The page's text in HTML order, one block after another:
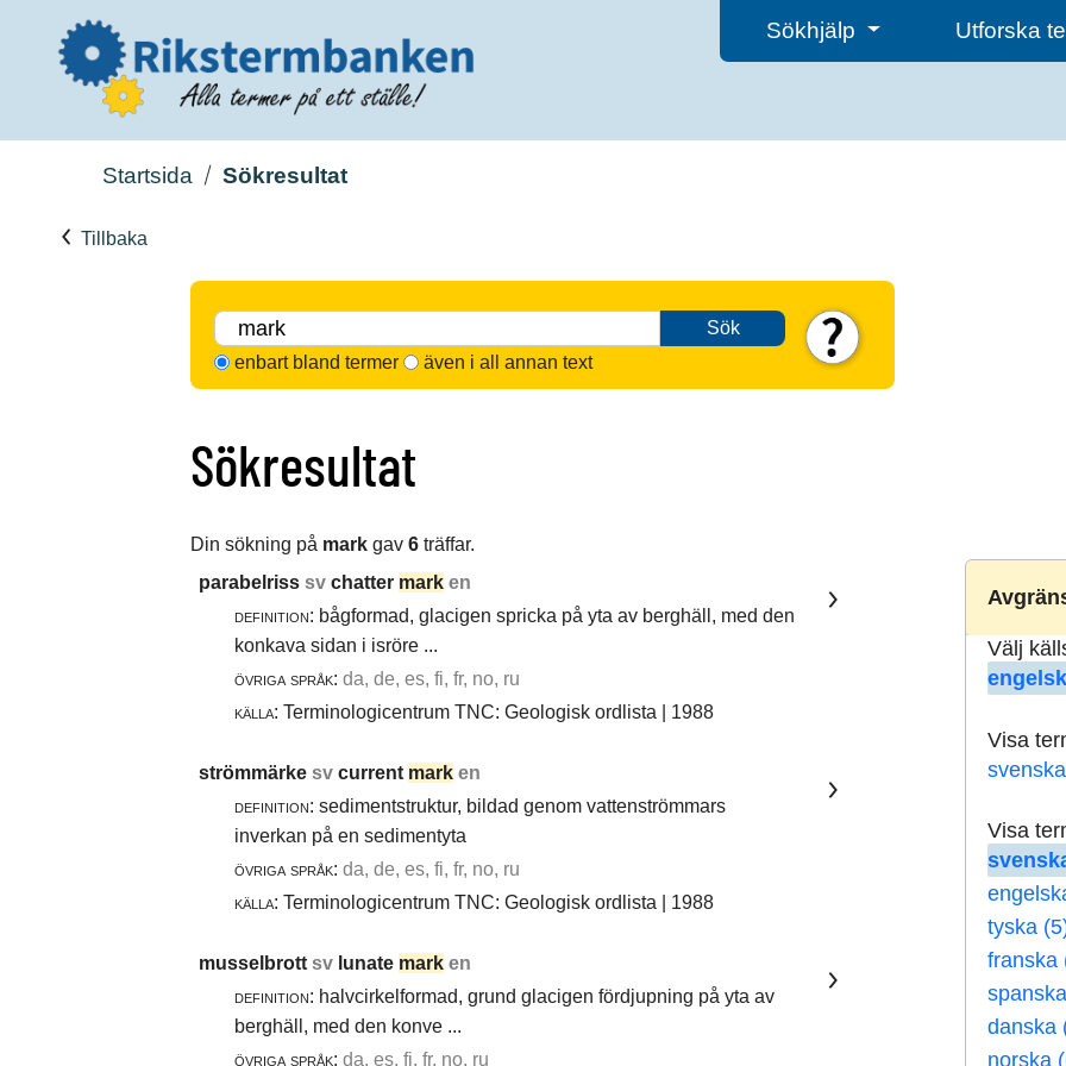
Sökhjälp Utforska
Startsida Sökresultat
Tillbaka
Sök
enbart bland termer
även i all annan text
Sökresultat
Din sökning på mark gav 6 träffar.
Välj
Visa
Visa
tyska
franska
danska
norska
parabelriss sv chatter mark en
definition: bågformad, glacigen spricka på yta av berghäll, med den
konkava sidan i isröre ...
övriga språk: da, de, es, fi, fr, no, ru
källa: Terminologicentrum TNC: Geologisk ordlista | 1988
strömmärke sv current mark en
definition: sedimentstruktur, bildad genom vattenströmmars
inverkan på en sedimentyta
övriga språk: da, de, es, fi, fr, no, ru
källa: Terminologicentrum TNC: Geologisk ordlista | 1988
musselbrott sv lunate mark en
definition: halvcirkelformad, grund glacigen fördjupning på yta av
berghäll, med den konve ...
övriga språk: da, es, fi, fr, no, ru